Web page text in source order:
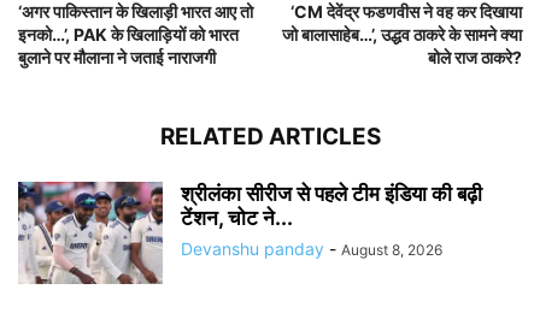
‘अगर पाकिस्तान के खिलाड़ी भारत आए तो
इनको…’, PAK के खिलाड़ियों को भारत
बुलाने पर मौलाना ने जताई नाराजगी
‘CM देवेंद्र फडणवीस ने वह कर दिखाया
जो बालासाहेब…’, उद्धव ठाकरे के सामने क्या
बोले राज ठाकरे?
RELATED ARTICLES
श्रीलंका सीरीज से पहले टीम इंडिया की बढ़ी
टेंशन, चोट ने...
Devanshu panday - August 8, 2026